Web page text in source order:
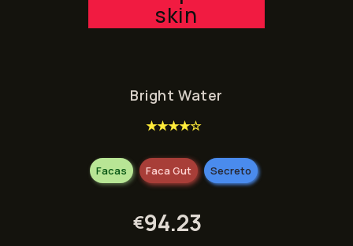
skin
Bright Water
€94.23
Faca Gut Secreto
★★★★☆
Facas